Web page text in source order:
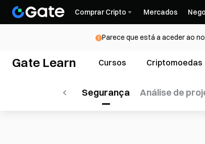
Comprar Cripto Mercados
Parece que está a aceder ao
Gate Learn Cursos Criptomoedas
Produtos Gate Segurança Análise de